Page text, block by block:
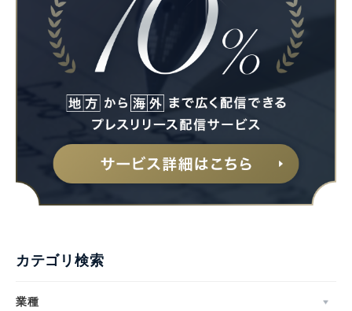
カテゴリ検索
業種
Japanese